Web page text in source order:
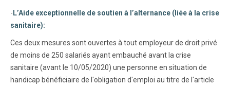
- L’Aide exceptionnelle de soutien à l’alternance (liée à la crise
sanitaire):
Ces deux mesures sont ouvertes à tout employeur de droit privé
de moins de 250 salariés ayant embauché avant la crise
sanitaire (avant le 10/05/2020) une personne en situation de
handicap bénéficiaire de l'obligation d'emploi au titre de l'article